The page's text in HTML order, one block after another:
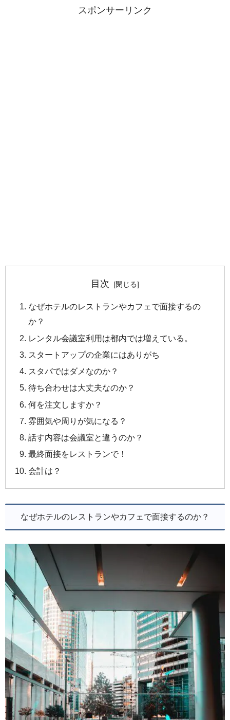
スポンサーリンク
目次
なぜホテルのレストランやカフェで面接するの
か？
レンタル会議室利用は都内では増えている。
スタートアップの企業にはありがち
スタバではダメなのか？
待ち合わせは大丈夫なのか？
何を注文しますか？
雰囲気や周りが気になる？
話す内容は会議室と違うのか？
最終面接をレストランで！
会計は？
なぜホテルのレストランやカフェで面接するのか？